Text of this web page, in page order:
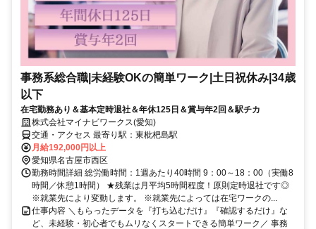
事務系総合職|未経験OKの簡単ワーク|土日祝休み|34歳
以下
在宅勤務あり＆基本定時退社＆年休125日＆賞与年2回＆駅チカ
株式会社マイナビワークス(愛知)
交通・アクセス 最寄り駅：東枇杷島駅
月給192,000円以上
愛知県名古屋市西区
勤務時間詳細 総労働時間：1週あたり40時間 9：00～18：00（実働8
時間／休憩1時間） ★残業は月平均5時間程度！原則定時退社です◎
※就業先により変動します。 ※就業先によっては在宅ワークの...
仕事内容 ＼もらったデータを『打ち込むだけ』『確認するだけ』な
ど、未経験・初心者でもムリなくスタートできる簡単ワーク／ 事務